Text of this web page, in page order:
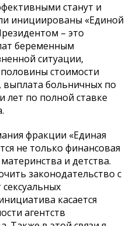
станут и
инициированы «Единой
– это
беременным
ситуации,
стоимости
выплата больничных по
лет по полной ставке
фракции «Единая
не только финансовая
и детства.
законодательство с
касается
агентств